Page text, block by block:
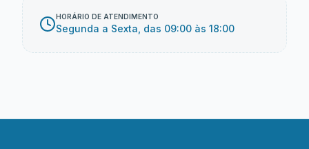
HORÁRIO DE ATENDIMENTO
Segunda a Sexta, das 09:00 às 18:00